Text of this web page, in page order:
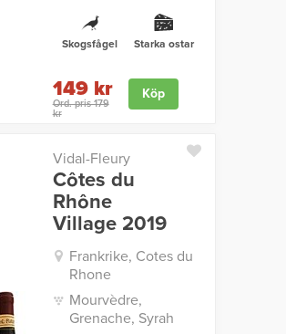
Skogsfågel Starka ostar
149 kr
Ord. pris 179
kr
Köp
Vidal-Fleury
Côtes du
Rhône
Village 2019
Frankrike, Cotes du
Rhone
Mourvèdre,
Grenache, Syrah